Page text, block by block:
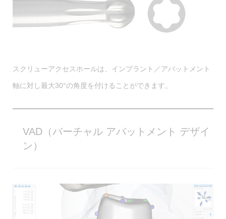
スクリューアクセスホールは、インプラント／アバットメント
軸に対し最大30°の角度を付けることができます。
VAD（バーチャル アバットメント デザイ
ン）